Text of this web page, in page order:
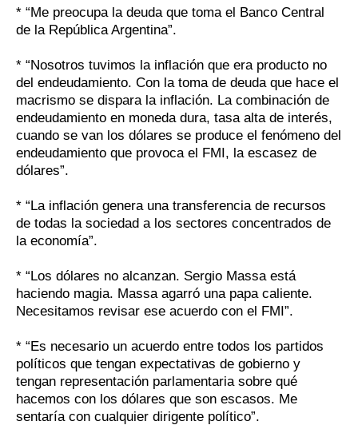
* “Me preocupa la deuda que toma el Banco Central
de la República Argentina”.
* “Nosotros tuvimos la inflación que era producto no
del endeudamiento. Con la toma de deuda que hace el
macrismo se dispara la inflación. La combinación de
endeudamiento en moneda dura, tasa alta de interés,
cuando se van los dólares se produce el fenómeno del
endeudamiento que provoca el FMI, la escasez de
dólares”.
* “La inflación genera una transferencia de recursos
de todas la sociedad a los sectores concentrados de
la economía”.
* “Los dólares no alcanzan. Sergio Massa está
haciendo magia. Massa agarró una papa caliente.
Necesitamos revisar ese acuerdo con el FMI”.
* “Es necesario un acuerdo entre todos los partidos
políticos que tengan expectativas de gobierno y
tengan representación parlamentaria sobre qué
hacemos con los dólares que son escasos. Me
sentaría con cualquier dirigente político”.